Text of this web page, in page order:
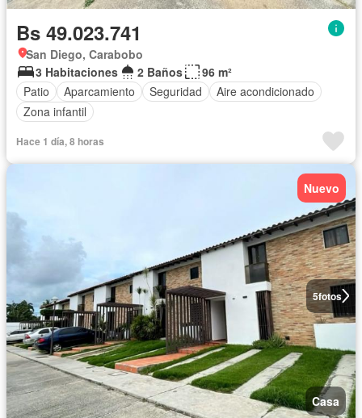
Bs 49.023.741
San Diego, Carabobo
3 Habitaciones
2 Baños
96 m²
Patio
Aparcamiento Seguridad
Aire acondicionado
Zona infantil
Hace 1 día, 8 horas
5fotos
Nuevo
Casa